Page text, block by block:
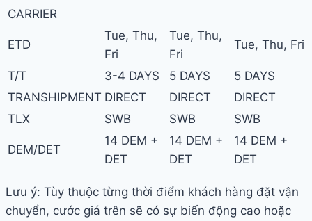
CARRIER
ETD
Tue, Thu,
Fri
Tue, Thu,
Fri
Tue, Thu, Fri
T/T 3-4 DAYS 5 DAYS
5 DAYS
TRANSHIPMENT DIRECT DIRECT
DIRECT
TLX
SWB SWB SWB
DEM/DET
14 DEM +
DET
14 DEM +
DET
14 DEM +
DET
Lưu ý: Tùy thuộc từng thời điểm khách hàng đặt vận
chuyển, cước giá trên sẽ có sự biến động cao hoặc